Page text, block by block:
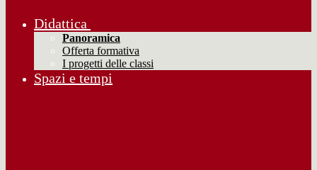
Didattica
Panoramica
Offerta formativa
I progetti delle classi
Spazi e tempi